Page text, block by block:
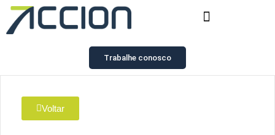
Trabalhe conosco
Voltar